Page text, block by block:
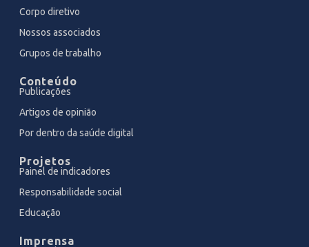
Corpo diretivo
Nossos associados
Grupos de trabalho
Conteúdo
Publicações
Artigos de opinião
Por dentro da saúde digital
Projetos
Painel de indicadores
Responsabilidade social
Educação
Imprensa